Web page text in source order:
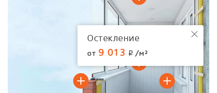
Остекление
от 9 013 p /м²